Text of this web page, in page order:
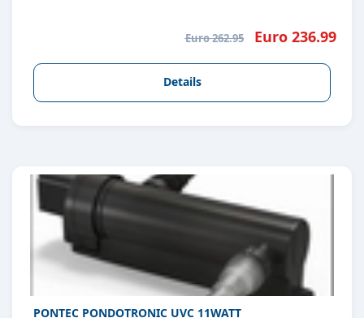
Euro 262.95 Euro 236.99
Details
PONTEC PONDOTRONIC UVC 11WATT